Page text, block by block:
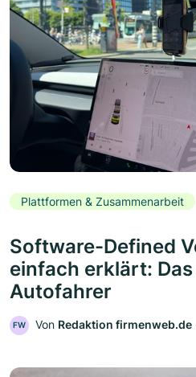
Plattformen & Zusammenarbeit
Software-Defined
einfach erklärt:
Autofahrer
FW Von Redaktion firmenweb.de